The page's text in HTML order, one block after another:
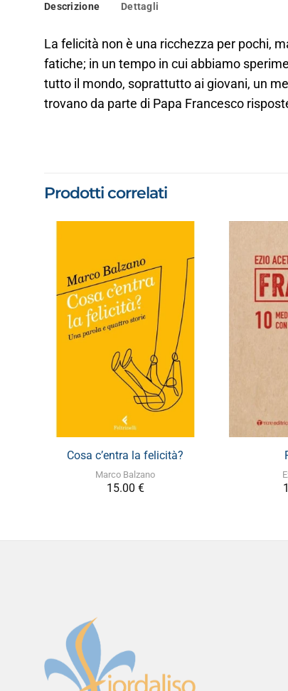
Descrizione Dettagli
La felicità non è una ricchezza per pochi,
fatiche; in un tempo in cui abbiamo
tutto il mondo, soprattutto ai giovani, un
trovano da parte di Papa Francesco
Prodotti correlati
+
Cosa c’entra la felicità?
Marco Balzano
15.00 €